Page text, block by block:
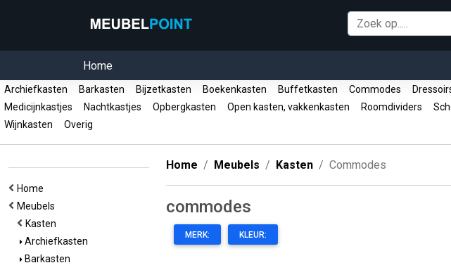
Home
Archiefkasten Barkasten Bijzetkasten Boekenkasten Buffetkasten Commodes
Medicijnkastjes
Nachtkastjes Opbergkasten Open kasten, vakkenkasten Roomdividers
Wijnkasten
Overig
Home
Meubels
Kasten
Archiefkasten
Barkasten
Home Meubels Kasten Commodes
commodes
MERK: KLEUR: